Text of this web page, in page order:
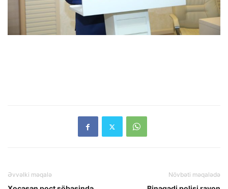
Əvvəlki məqalə Növbəti məqalədə